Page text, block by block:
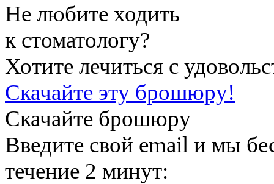
Не любите ходить
к стоматологу?
Хотите лечиться с
Скачайте эту брошюру!
Скачайте брошюру
Введите свой email и мы
течение 2 минут: